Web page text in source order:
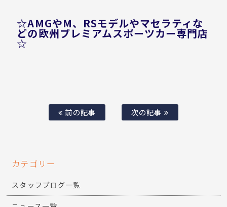
どの欧州プレミアムスポーツカー専門店